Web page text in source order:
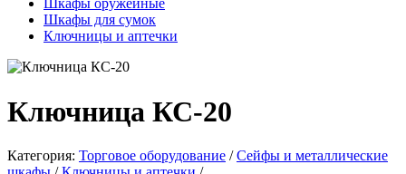
Шкафы оружейные
Шкафы для сумок
Ключницы и аптечки
Ключница КС-20
Категория: Торговое оборудование / Сейфы и металлические